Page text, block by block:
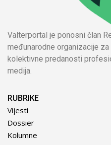
Valterportal je ponosni član
međunarodne organizacije
kolektivne predanosti
medija.
RUBRIKE
Vijesti
Dossier
Kolumne